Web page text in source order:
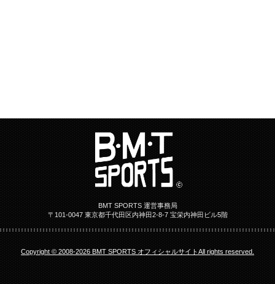
BMT SPORTS 運営事務局
〒101-0047 東京都千代田区内神田2-8-7 宝栄内神田ビル5階
Copyright © 2008-2026 BMT SPORTS オフィシャルサイトAll rights reserved.